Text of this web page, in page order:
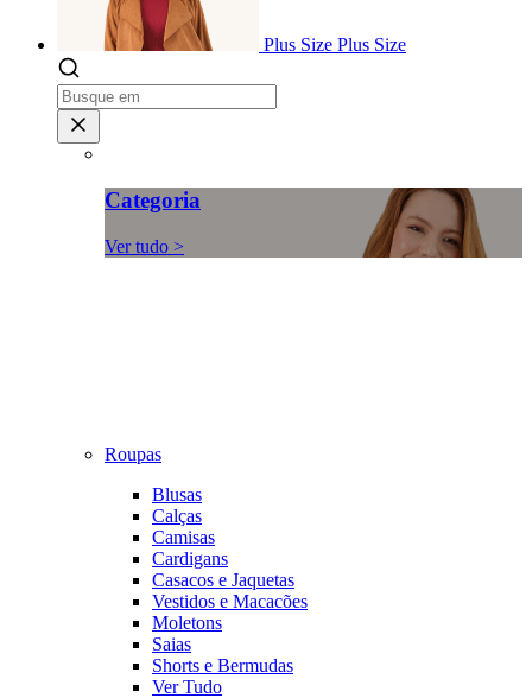
Plus Size Plus Size
Categoria
Ver tudo >
Roupas
Blusas
Calças
Camisas
Cardigans
Casacos e Jaquetas
Vestidos e Macacões
Moletons
Saias
Shorts e Bermudas
Ver Tudo